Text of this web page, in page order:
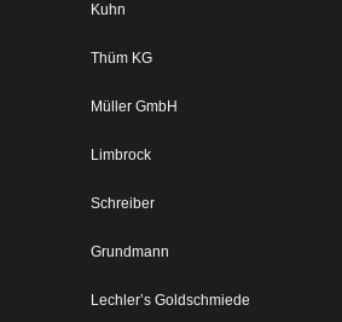
Kuhn
Thüm KG
Müller GmbH
Limbrock
Schreiber
Grundmann
Lechler’s Goldschmiede